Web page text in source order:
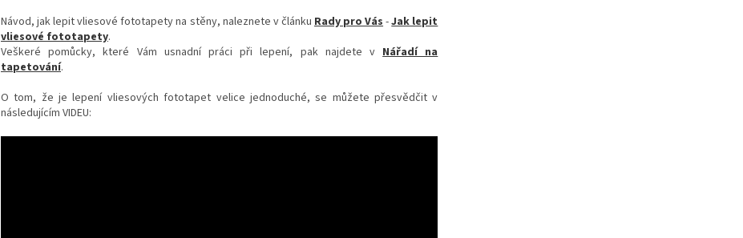
Návod, jak lepit vliesové fototapety na stěny, naleznete v článku Rady pro Vás -Jak lepit
vliesové fototapety.
Veškeré pomůcky, které Vám usnadní práci při lepení, pak najdete v Nářadí na
tapetování.
O tom, že je lepení vliesových fototapet velice jednoduché, se můžete přesvědčit v
následujícím VIDEU: